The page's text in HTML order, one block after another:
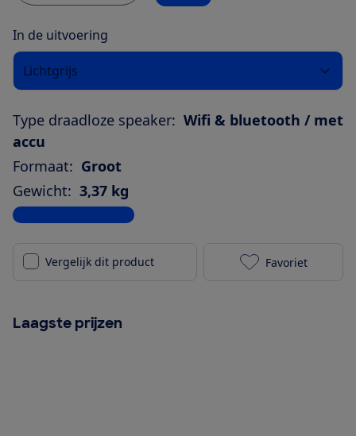
In de uitvoering
Lichtgrijs
Type draadloze speaker: Wifi & bluetooth / met
accu
Formaat: Groot
Gewicht: 3,37 kg
Bekijk alle specificaties
Vergelijk dit product Audio Pro
Favoriet
Laagste prijzen